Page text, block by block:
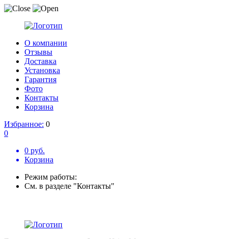
О компании
Отзывы
Доставка
Установка
Гарантия
Фото
Контакты
Корзина
Избранное: 0
0
0 руб.
Корзина
Режим работы:
См. в разделе "Контакты"